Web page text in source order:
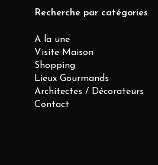
Recherche par catégories
A la une
Visite Maison
Shopping
Lieux Gourmands
Architectes / Décorateurs
Contact